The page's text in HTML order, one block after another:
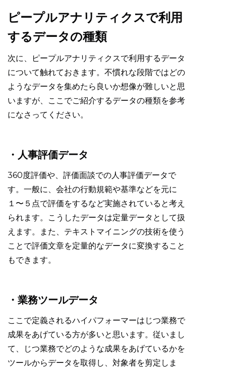
ピープルアナリティクスで利用
するデータの種類
次に、ピープルアナリティクスで利用するデータ
について触れておきます。不慣れな段階ではどの
ようなデータを集めたら良いか想像が難しいと思
いますが、ここでご紹介するデータの種類を参考
になさってください。
・人事評価データ
360度評価や、評価面談での人事評価データで
す。一般に、会社の行動規範や基準などを元に
１〜５点で評価をするなど実施されていると考え
られます。こうしたデータは定量データとして扱
えます。また、テキストマイニングの技術を使う
ことで評価文章を定量的なデータに変換すること
もできます。
・業務ツールデータ
ここで定義されるハイパフォーマーはじつ業務で
成果をあげている方が多いと思います。従いまし
て、じつ業務でどのような成果をあげているかを
ツールからデータを取得し、対象者を剪定しま